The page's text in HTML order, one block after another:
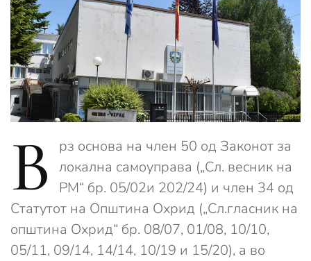
В
рз основа на член 50 од Законот за
локална самоуправа („Сл. весник на
РМ“ бр. 05/02и 202/24) и член 34 од
Статутот на Општина Охрид („Сл.гласник на
општина Охрид“ бр. 08/07, 01/08, 10/10,
05/11, 09/14, 14/14, 10/19 и 15/20), а во